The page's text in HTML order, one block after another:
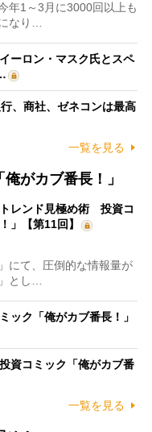
年1～3月に3000回以上も
なり…
ーロン・マスク氏とスペ
、商社、ゼネコンは最高
一覧を見る
がカブ番長！」
トレンド見極め術 投資コ
」【第11回】
にて、圧倒的な情報量が
とし…
ク「俺がカブ番長！」
資コミック「俺がカブ番
一覧を見る